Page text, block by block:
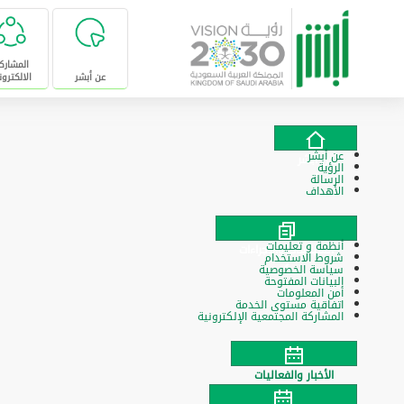
تخطى للإنتقال إلى المحتوى الرئيسي
عن أبشر
عن أبشر
عن أبشر
الرؤية
الرسالة
الأهداف
السياسات والإجراءات
أنظمة و تعليمات
شروط الاستخدام
سياسة الخصوصية
البيانات المفتوحة
أمن المعلومات
اتفاقية مستوى الخدمة
المشاركة المجتمعية الإلكترونية
الأخبار والفعاليات